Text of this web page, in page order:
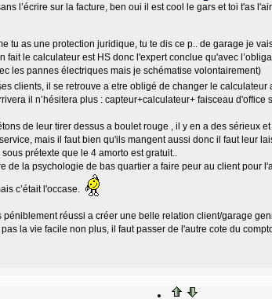
l’écrire sur la facture, ben oui il est cool le gars et toi t'as
tu as une protection juridique, tu te dis ce p.. de garage je
fait le calculateur est HS donc l'expert conclue qu'avec
les pannes électriques mais je schématise volontairement)
clients, il se retrouve a etre obligé de changer le calculateur
il n’hésitera plus : capteur+calculateur+ faisceau d'office
de leur tirer dessus a boulet rouge , il y en a des sérieux
mais il faut bien qu'ils mangent aussi donc il faut leur
prétexte que le 4 amorto est gratuit..
de la psychologie de bas quartier a faire peur au client pour
c’était l'occase.
réussi a créer une belle relation client/garage
la vie facile non plus, il faut passer de l'autre cote du